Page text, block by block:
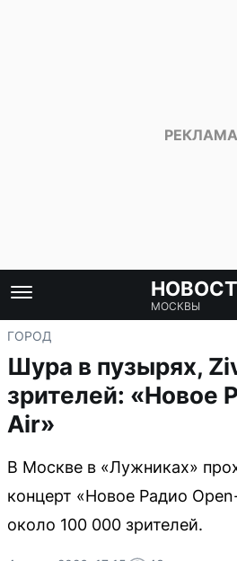
МОСКВЫ
ГОРОД
Шура в пузырях,
зрителей: «Новое
Air»
В Москве в «Лужниках»
концерт «Новое Радио
около 100 000 зрителей.